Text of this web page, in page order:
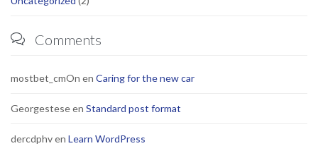
 Comments
mostbet_cmOn en Caring for the new car
Georgesteseen Standard post format
dercdphven Learn WordPress